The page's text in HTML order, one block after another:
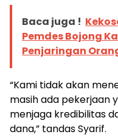
Baca juga !
Pemdes Bojong
Penjaringan
“Kami tidak akan
masih ada pekerjaan
menjaga kredibilitas
dana,” tandas Syarif.